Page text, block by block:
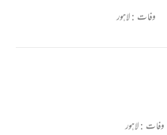
وفات :لاہور
وفات :لاہور